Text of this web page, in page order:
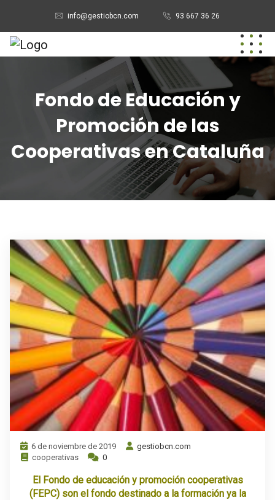
info@gestiobcn.com 93 667 36 26
Fondo de Educación y
Promoción de las
Cooperativas en Cataluña
6 de noviembre de 2019
gestiobcn.com
cooperativas
0
El Fondo de educación y promoción cooperativas
(FEPC) son el fondo destinado a la formación ya la